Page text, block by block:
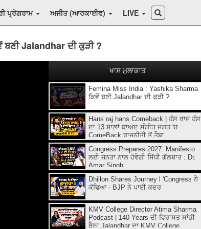
ਪ੍ਰੋਗਰਾਮ ਅਜੀਤ (ਆਰਕਾਈਵ) LIVE
Jalandhar ਦੀ ਕੁੜੀ ?
Femina Miss India : Yashika Sharma
ਕਿਵੇਂ ਬਣੀ Jalandhar ਦੀ ਕੁੜੀ ?
Hans raj hans Comeback | ਹੰਸ ਰਾਜ ਹੰਸ
ਦਾ 13 ਸਾਲਾਂ ਬਾਅਦ ਸੰਗੀਤ ਜਗਤ 'ਚ
ComeBack ਰਾਜਨੀਤੀ ਤੋਂ ਤੌਬਾ...
Congress Prepares 2027: Manifesto
ਲਈ ਜਨਤਾ ਨਾਲ ਹੋਵੇਗੀ ਸਿੱਧੀ ਗੱਲਬਾਤ : Dr.
Amar Singh
Dhillon Shares Journey l 'Congress ਨੇ
ਕੱਢਿਆ - BJP ਨੇ ਪਾਈ ਕਦਰ
KMV College Director Atima Sharma
Podcast | 140 Years ਦੀ ਵਿਰਾਸਤ ਸਾਂਭੀ
ਬੈਠਾ Jalandhar ਦਾ KMV College
ਖਾਸ ਮੁਲਾਕਾਤ